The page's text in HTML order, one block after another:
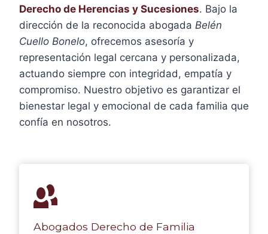
Derecho de Herencias y Sucesiones. Bajo la
dirección de la reconocida abogada Belén
Cuello Bonelo, ofrecemos asesoría y
representación legal cercana y personalizada,
actuando siempre con integridad, empatía y
compromiso. Nuestro objetivo es garantizar el
bienestar legal y emocional de cada familia que
confía en nosotros.
Abogados Derecho de Familia